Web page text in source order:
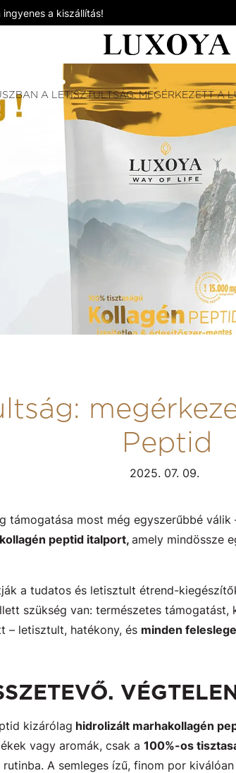
a kiszállítás!
A LETISZTULTSÁG: MEGÉRKEZETT A
Peptid
2025. 07. 09.
támogatása most még egyszerűbbé
peptid italport, amely mindössze
a tudatos és letisztult étrend-
szükség van: természetes támogatást,
– letisztult, hatékony, és minden
kizárólag hidrolizált marhakollagén
vagy aromák, csak a 100%-os
A semleges ízű, finom por